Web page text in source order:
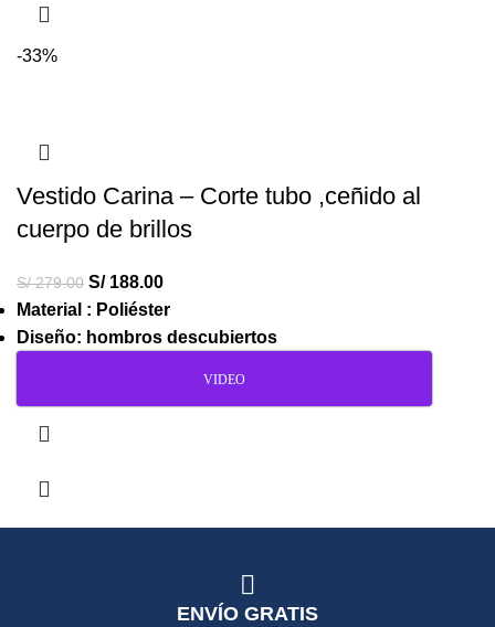
-33%
Vestido Carina – Corte tubo ,ceñido al
cuerpo de brillos
S/279.00 S/188.00
Material : Poliéster
Diseño: hombros descubiertos
VIDEO
ENVÍO GRATIS